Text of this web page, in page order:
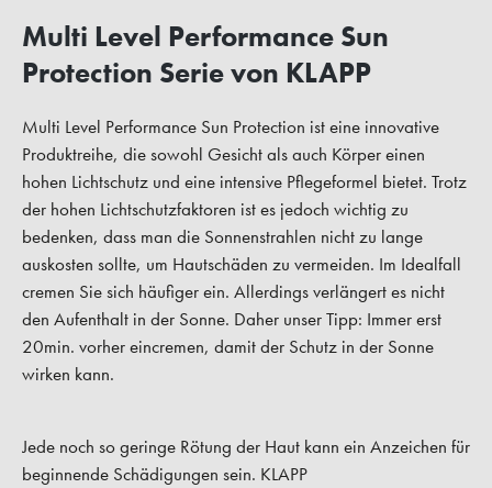
Multi Level Performance Sun
Protection Serie von KLAPP
Multi Level Performance Sun Protection ist eine innovative
Produktreihe, die sowohl Gesicht als auch Körper einen
hohen Lichtschutz und eine intensive Pflegeformel bietet. Trotz
der hohen Lichtschutzfaktoren ist es jedoch wichtig zu
bedenken, dass man die Sonnenstrahlen nicht zu lange
auskosten sollte, um Hautschäden zu vermeiden. Im Idealfall
cremen Sie sich häufiger ein. Allerdings verlängert es nicht
den Aufenthalt in der Sonne. Daher unser Tipp: Immer erst
20min. vorher eincremen, damit der Schutz in der Sonne
wirken kann.
Jede noch so geringe Rötung der Haut kann ein Anzeichen für
beginnende Schädigungen sein. KLAPP